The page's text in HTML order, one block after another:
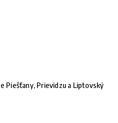
Piešťany, Prievidzu a Liptovský